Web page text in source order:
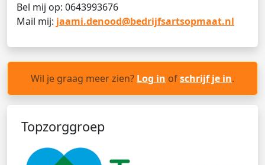
Bel mij op: 0643993676
Mail mij: jaami.denood@bedrijfsartsopmaat.nl
Wil je graag meer zien? Log in ofschrijf je in.
Topzorggroep